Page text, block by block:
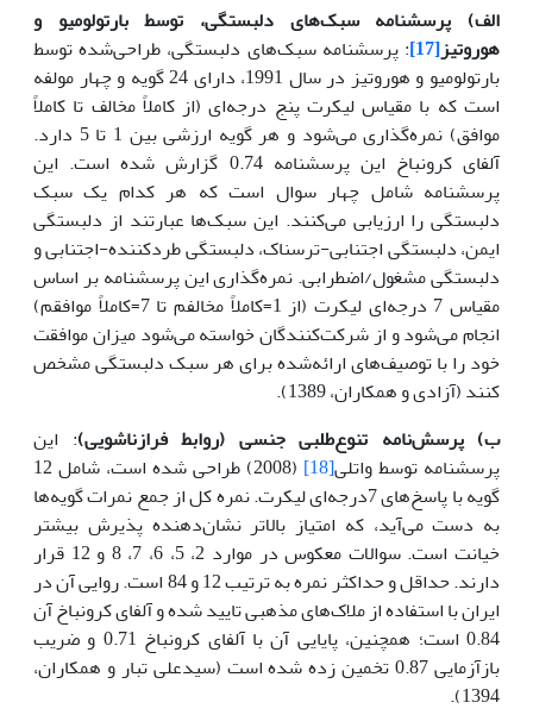
الف) پرسشنامه سبک‌‌های دلبستگی، توسط بارتولومیو و
هوروتیز[17]
: پرسشنامه سبک‌های دلبستگی، طراحی‌شده توسط
بارتولومیو و هوروتیز در سال 1991، دارای 24 گویه و چهار مولفه
است که با مقیاس لیکرت پنج درجه‌ای (از کاملاً مخالف تا کاملاً
موافق) نمره‌گذاری می‌شود و هر گویه ارزشی بین 1 تا 5 دارد.
آلفای کرونباخ این پرسشنامه 0.74 گزارش شده است. این
پرسشنامه شامل چهار سوال است که هر کدام یک سبک
دلبستگی را ارزیابی می‌کنند. این سبک‌ها عبارتند از دلبستگی
ایمن، دلبستگی اجتنابی-ترسناک، دلبستگی طردکننده-اجتنابی و
دلبستگی مشغول/اضطرابی. نمره‌گذاری این پرسشنامه بر اساس
مقیاس 7 درجه‌ای لیکرت (از 1=کاملاً مخالفم تا 7=کاملاً موافقم)
انجام می‌شود و از شرکت‌کنندگان خواسته می‌شود میزان موافقت
خود را با توصیف‌های ارائه‌شده برای هر سبک دلبستگی مشخص
کنند (آزادی و همکاران، 1389).
ب) پرسش‌نامه تنوع‌طلبی جنسی (روابط فرازناشویی): این
پرسشنامه توسط واتلی[18]
(2008) طراحی شده است، شامل 12
گویه با پاسخ‌های 7‌درجه‌ای لیکرت. نمره کل از جمع نمرات گویه‌ها
به دست می‌آید، که امتیاز بالاتر نشان‌دهنده پذیرش بیشتر
خیانت است. سوالات معکوس در موارد 2، 5، 6، 7، 8 و 12 قرار
دارند. حداقل و حداکثر نمره به ترتیب 12 و 84 است. روایی آن در
ایران با استفاده از ملاک‌های مذهبی تایید شده و آلفای کرونباخ آن
0.84 است؛ همچنین، پایایی آن با آلفای کرونباخ 0.71 و ضریب
بازآزمایی 0.87 تخمین زده شده است (سیدعلی تبار و همکاران،
1394).